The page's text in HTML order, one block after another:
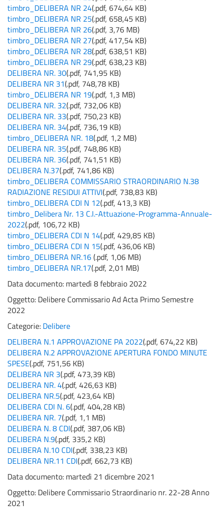
timbro_DELIBERA NR 24(.pdf, 674,64 KB)
timbro_DELIBERA NR 25(.pdf, 658,45 KB)
timbro_DELIBERA NR 26(.pdf, 3,76 MB)
timbro_DELIBERA NR 27(.pdf, 417,54 KB)
timbro_DELIBERA NR 28(.pdf, 638,51 KB)
timbro_DELIBERA NR 29(.pdf, 638,23 KB)
DELIBERA NR. 30(.pdf, 741,95 KB)
DELIBERA NR 31(.pdf, 748,78 KB)
timbro_DELIBERA NR 19(.pdf, 1,3 MB)
DELIBERA NR. 32(.pdf, 732,06 KB)
DELIBERA NR. 33(.pdf, 750,23 KB)
DELIBERA NR. 34(.pdf, 736,19 KB)
timbro_DELIBERA NR. 18(.pdf, 1,2 MB)
DELIBERA NR. 35(.pdf, 748,86 KB)
DELIBERA NR. 36(.pdf, 741,51 KB)
DELIBERA N.37(.pdf, 741,86 KB)
timbro_DELIBERA COMMISSARIO STRAORDINARIO N.38
RADIAZIONE RESIDUI ATTIVI(.pdf, 738,83 KB)
timbro_DELIBERA CDI N 12(.pdf, 413,3 KB)
timbro_Delibera Nr. 13 C.I.-Attuazione-Programma-Annuale-
2022(.pdf, 106,72 KB)
timbro_DELIBERA CDI N 14(.pdf, 429,85 KB)
timbro_DELIBERA CDI N 15(.pdf, 436,06 KB)
timbro_DELIBERA NR.16(.pdf, 1,06 MB)
timbro_DELIBERA NR.17(.pdf, 2,01 MB)
Data documento: martedì 8 febbraio 2022
Oggetto: Delibere Commissario Ad Acta Primo Semestre
2022
Categorie: Delibere
DELIBERA N.1 APPROVAZIONE PA 2022(.pdf, 674,22 KB)
DELIBERA N.2 APPROVAZIONE APERTURA FONDO MINUTE
SPESE(.pdf, 751,56 KB)
DELIBERA NR 3(.pdf, 473,39 KB)
DELIBERA NR. 4(.pdf, 426,63 KB)
DELIBERA NR.5(.pdf, 423,64 KB)
DELIBERA CDI N. 6(.pdf, 404,28 KB)
DELIBERA NR. 7(.pdf, 1,1 MB)
DELIBERA N. 8 CDI(.pdf, 387,06 KB)
DELIBERA N.9(.pdf, 335,2 KB)
DELIBERA N.10 CDI(.pdf, 338,23 KB)
DELIBERA NR.11 CDI(.pdf, 662,73 KB)
Data documento: martedì 21 dicembre 2021
Oggetto: Delibere Commissario Straordinario nr. 22-28 Anno
2021